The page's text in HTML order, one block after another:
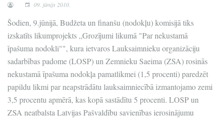
09. jūnijs 2010.
Šodien, 9.jūnijā, Budžeta un finanšu (nodokļu) komisijā tiks
izskatīts likumprojekts „Grozījumi likumā "Par nekustamā
īpašuma nodokli"", kura ietvaros Lauksaimnieku organizāciju
sadarbības padome (LOSP) un Zemnieku Saeima (ZSA) rosinās
nekustamā īpašuma nodokļa pamatlikmei (1,5 procenti) paredzēt
papildu likmi par neapstrādātu lauksaimniecībā izmantojamo zemi
3,5 procentu apmērā, kas kopā sastādītu 5 procenti. LOSP un
ZSA neatbalsta Latvijas Pašvaldību savienības ierosinājumu